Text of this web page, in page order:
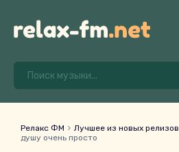
Релакс ФМ Лучшее из новых релизов
душу очень просто